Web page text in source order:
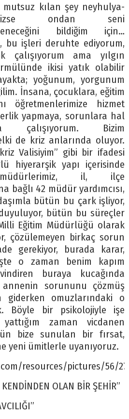
kılan şey neyhulya-
yildizse ondan seni
bildiğim için…
bu işleri deruhte ediyorum,
çalışıyorum ama yılgın
ikisi yatık olabilir
yoğunum, yorgunum
İnsana, çocuklara, eğitim
öğretmenlerimize hizmet
yapmaya, sorunlara hal
çalışıyorum. Bizim
de kriz anlarında oluyor.
Valisiyim” gibi bir ifadesi
hiyerarşik yapı içerisinde
müdürlerimiz, il, ilçe
bağlı 42 müdür yardımcısı,
bütün bu çark işliyor,
bütün bu süreçler
Eğitim Müdürlüğü olarak
çözülemeyen birkaç sorun
gerekiyor, burada karar,
o zaman benim kapım
buraya kucağında
sorununu çözmüş
omuzlarındaki o
Böyle bir psikolojiyle işe
zaman vicdanen
bize sunulan bir fırsat,
yeni ümitlerle uyanıyoruz.
resources/pictures/56/
OLAN BİR ŞEHİR”